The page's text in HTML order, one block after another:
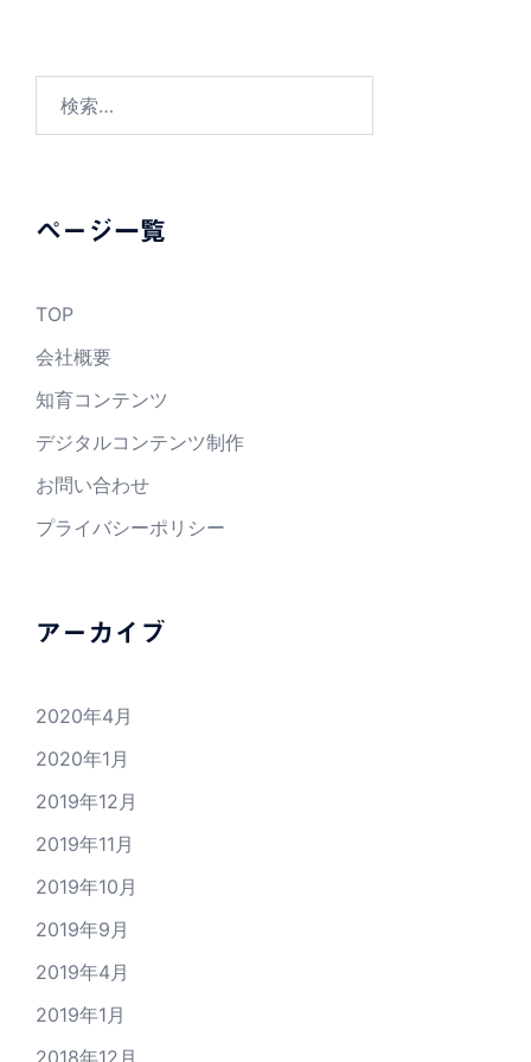
ページ一覧
TOP
会社概要
知育コンテンツ
デジタルコンテンツ制作
お問い合わせ
プライバシーポリシー
アーカイブ
2020年4月
2020年1月
2019年12月
2019年11月
2019年10月
2019年9月
2019年4月
2019年1月
2018年12月